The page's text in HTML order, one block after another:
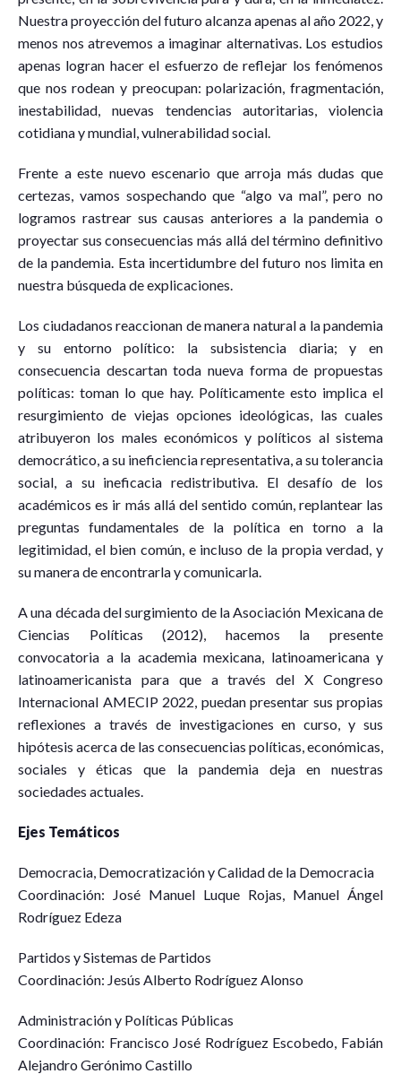
Nuestra proyección del futuro alcanza apenas al año 2022, y
menos nos atrevemos a imaginar alternativas. Los estudios
apenas logran hacer el esfuerzo de reflejar los fenómenos
que nos rodean y preocupan: polarización, fragmentación,
inestabilidad, nuevas tendencias autoritarias, violencia
cotidiana y mundial, vulnerabilidad social.
Frente a este nuevo escenario que arroja más dudas que
certezas, vamos sospechando que “algo va mal”, pero no
logramos rastrear sus causas anteriores a la pandemia o
proyectar sus consecuencias más allá del término definitivo
de la pandemia. Esta incertidumbre del futuro nos limita en
nuestra búsqueda de explicaciones.
Los ciudadanos reaccionan de manera natural a la pandemia
y su entorno político: la subsistencia diaria; y en
consecuencia descartan toda nueva forma de propuestas
políticas: toman lo que hay. Políticamente esto implica el
resurgimiento de viejas opciones ideológicas, las cuales
atribuyeron los males económicos y políticos al sistema
democrático, a su ineficiencia representativa, a su tolerancia
social, a su ineficacia redistributiva. El desafío de los
académicos es ir más allá del sentido común, replantear las
preguntas fundamentales de la política en torno a la
legitimidad, el bien común, e incluso de la propia verdad, y
su manera de encontrarla y comunicarla.
A una década del surgimiento de la Asociación Mexicana de
Ciencias Políticas (2012), hacemos la presente
convocatoria a la academia mexicana, latinoamericana y
latinoamericanista para que a través del X Congreso
Internacional AMECIP 2022, puedan presentar sus propias
reflexiones a través de investigaciones en curso, y sus
hipótesis acerca de las consecuencias políticas, económicas,
sociales y éticas que la pandemia deja en nuestras
sociedades actuales.
Ejes Temáticos
Democracia, Democratización y Calidad de la Democracia
Coordinación: José Manuel Luque Rojas, Manuel Ángel
Rodríguez Edeza
Partidos y Sistemas de Partidos
Coordinación: Jesús Alberto Rodríguez Alonso
Administración y Políticas Públicas
Coordinación: Francisco José Rodríguez Escobedo, Fabián
Alejandro Gerónimo Castillo